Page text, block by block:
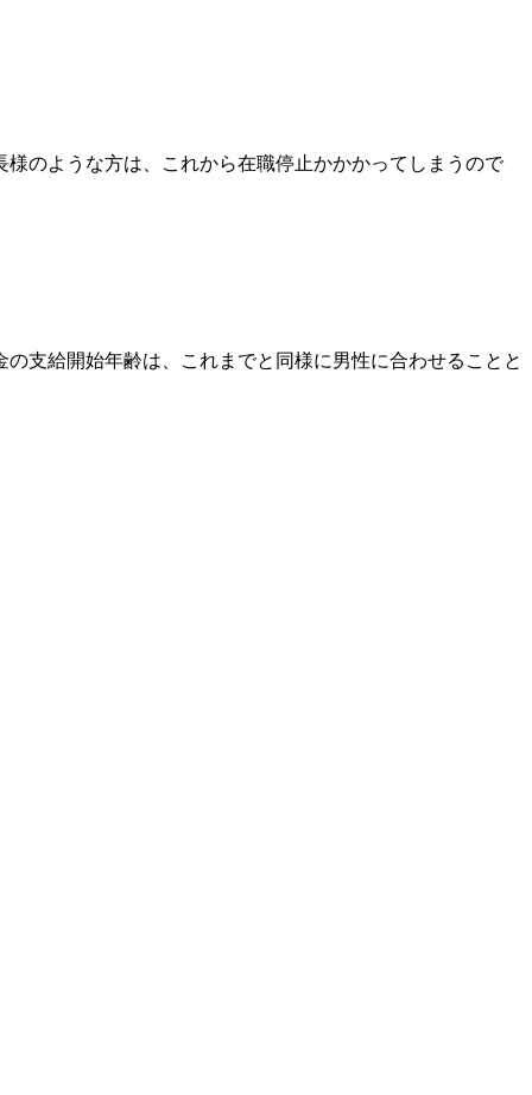
のような方は、これから在職停止かかかってしまうので
支給開始年齢は、これまでと同様に男性に合わせることと